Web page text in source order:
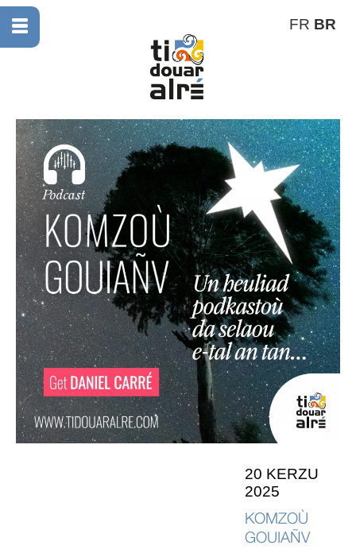
FR BR
20 KERZU
2025
KOMZOÙ
GOUIAÑV